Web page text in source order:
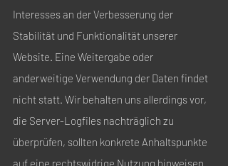
Interesses an der Verbesserung der
Stabilität und Funktionalität unserer
Website. Eine Weitergabe oder
anderweitige Verwendung der Daten findet
nicht statt. Wir behalten uns allerdings vor,
die Server-Logfiles nachträglich zu
überprüfen, sollten konkrete Anhaltspunkte
auf eine rechtswidrige Nutzung hinweisen.